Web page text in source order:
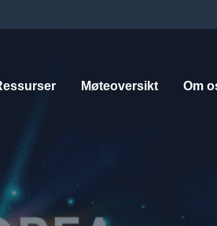
Møteoversikt Om